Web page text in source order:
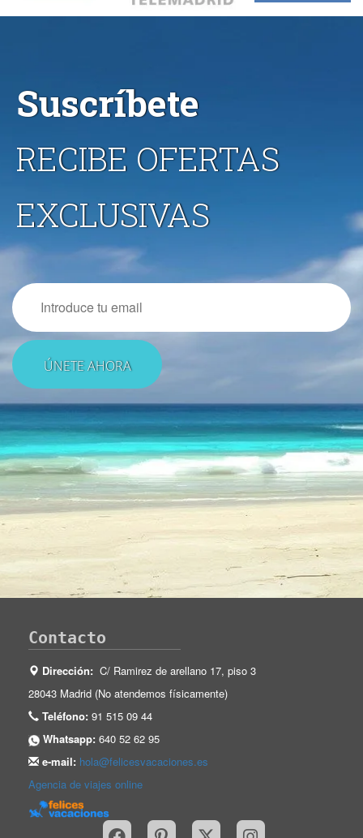
Suscríbete
RECIBE OFERTAS
EXCLUSIVAS
Email
Contacto
Dirección: C/ Ramirez de arellano 17, piso 3
28043 Madrid (No atendemos físicamente)
Teléfono: 91 515 09 44
Whatsapp: 640 52 62 95
e-mail: hola@felicesvacaciones.es
Agencia de viajes online